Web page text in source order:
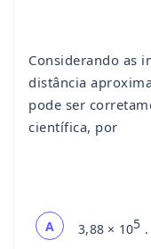
Considerando as
distância
pode ser
científica, por
A 3,88 × 105 .